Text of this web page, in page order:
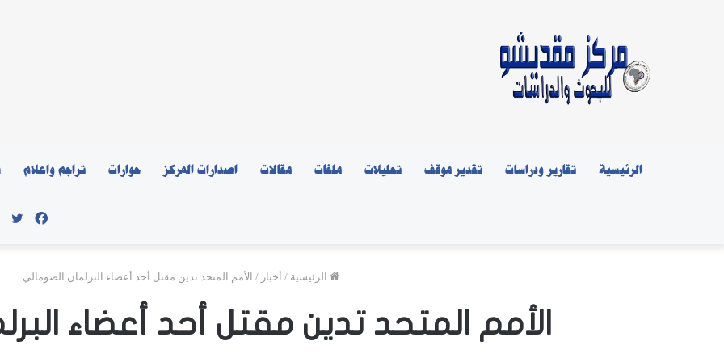
الرئيسية تقارير ودراسات تقدير موقف تحليلات ملفات مقالات اصدارات المركز حوارات تراجم واعلام
الرئيسية / أخبار / الأمم المتحد تدين مقتل أحد أعضاء البرلمان الصومالي
الأمم المتحد تدين مقتل أحد أعضاء